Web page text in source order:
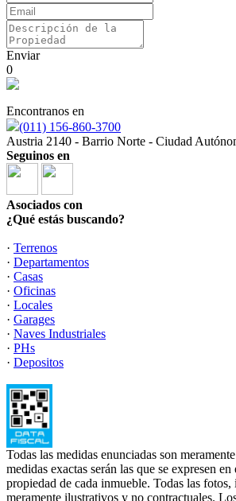
Enviar
0
Encontranos en
(011) 156-860-3700
Austria 2140 - Barrio Norte - Ciudad
Seguinos en
Asociados con
¿Qué estás buscando?
· Terrenos
· Departamentos
· Casas
· Oficinas
· Locales
· Garages
· Naves Industriales
· PHs
· Depositos
Todas las medidas enunciadas son
medidas exactas serán las que se expresen
propiedad de cada inmueble. Todas las fotos,
meramente ilustrativos y no contractuales.